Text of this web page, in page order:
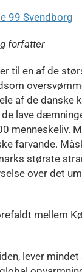
99 Svendborg
forfatter
til en af de
af de danske
lave
menneskeliv.
farvande.
største
over det
mellem
lever